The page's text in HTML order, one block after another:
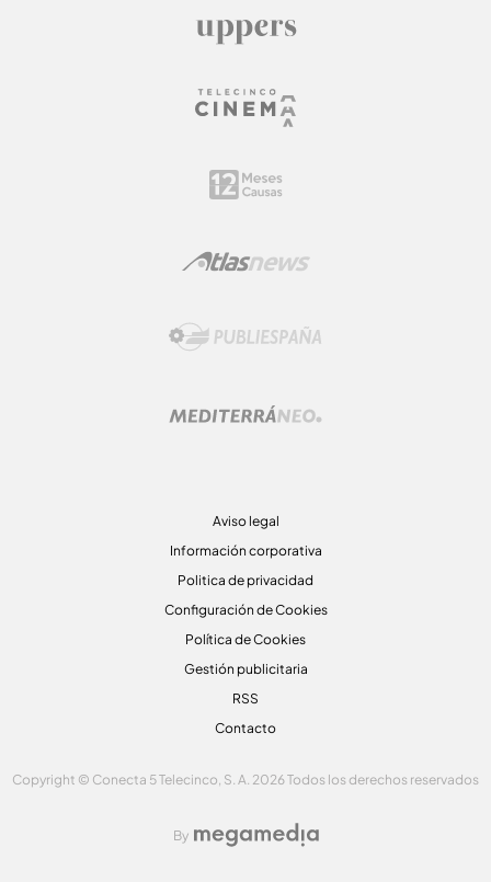
Aviso legal
Información corporativa
Politica de privacidad
Configuración de Cookies
Política de Cookies
Gestión publicitaria
RSS
Contacto
Copyright © Conecta 5 Telecinco, S. A. 2026 Todos los derechos reservados
By